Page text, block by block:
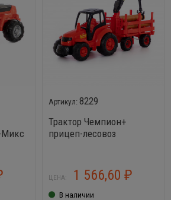
Микс
8229
Трактор Чемпион+
прицеп-лесовоз
ЦЕНА: 1 566,60 ₽
В наличии